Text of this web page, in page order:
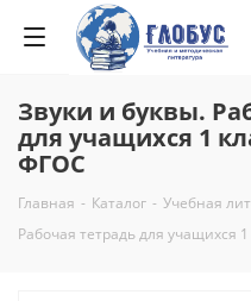
Звуки и буквы.
для учащихся 1
ФГОС
Главная - Каталог - Учебная
Рабочая тетрадь для учащихся